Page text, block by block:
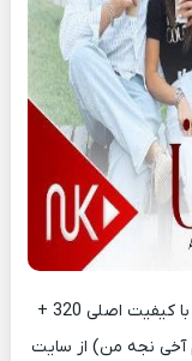
دانلود آهنگ جدید آیسون اسماعیلوا و اولوی با کیفیت اصلی 320 +
آخی نجه من) از سایت